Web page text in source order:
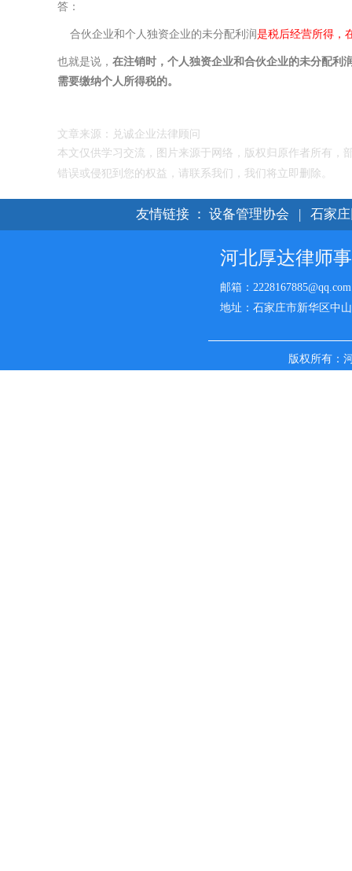
答：
合伙企业和个人独资企业的未分配利润是税后经营所得，
也就是说， 在注销时，个人独资企业和合伙企业的未分配利
需要缴纳个人所得税的。
文章来源：兑诚企业法律顾问
本文仅供学习交流，图片来源于网络，版权归原作者所有，
错误或侵犯到您的权益，请联系我们，我们将立即删除。
友情链接 ： 设备管理协会 | 石家
河北厚达律师
邮箱：2228167885@qq.com
地址：石家庄市新华区中
版权所有：